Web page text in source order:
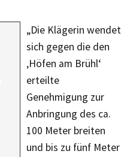
„Die Klägerin wendet
sich gegen die den
‚Höfen am Brühl‘
erteilte
Genehmigung zur
Anbringung des ca.
100 Meter breiten
und bis zu fünf Meter